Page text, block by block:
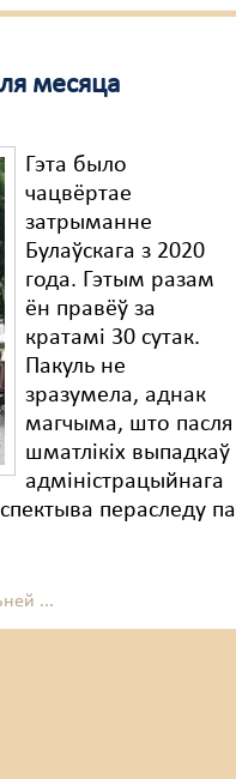
месяца
Гэта было
чацвёртае
затрыманне
Булаўскага з 2020
года. Гэтым разам
ён правёў за
кратамі 30 сутак.
Пакуль не
зразумела, аднак
магчыма, што пасля
шматлікіх выпадкаў
адміністрацыйнага
пераследу па
...